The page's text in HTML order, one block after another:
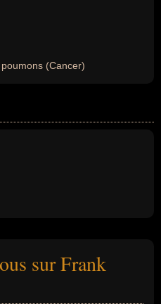
(Cancer)
sur Frank